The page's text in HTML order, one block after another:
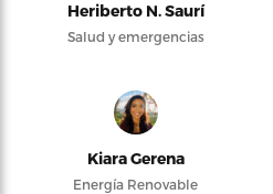
Heriberto N. Saurí
Salud y emergencias
Kiara Gerena
Energía Renovable